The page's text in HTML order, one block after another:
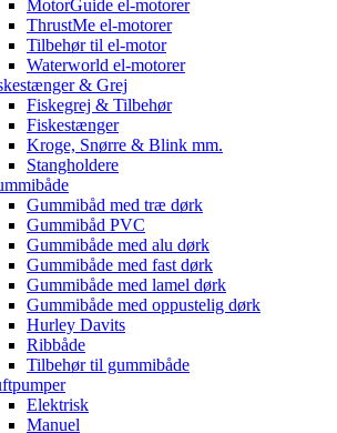
MotorGuide el-motorer
ThrustMe el-motorer
Tilbehør til el-motor
Waterworld el-motorer
& Grej
Fiskegrej & Tilbehør
Fiskestænger
Kroge, Snørre & Blink mm.
Stangholdere
Gummibåd med træ dørk
Gummibåd PVC
Gummibåde med alu dørk
Gummibåde med fast dørk
Gummibåde med lamel dørk
Gummibåde med oppustelig dørk
Hurley Davits
Ribbåde
Tilbehør til gummibåde
Elektrisk
Manuel